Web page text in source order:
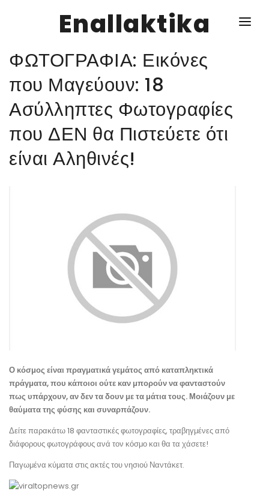
Enallaktika
ΥΓΕΙΑ
ΣΥΝΤΑΓΕΣ
ΔΙΑΦΟΡΑ
ΦΩΤΟΓΡΑΦΙΑ: Εικόνες
που Μαγεύουν: 18
Ασύλληπτες Φωτογραφίες
που ΔΕΝ θα Πιστεύετε ότι
είναι Αληθινές!
Ο κόσμος είναι πραγματικά γεμάτος από καταπληκτικά
πράγματα, που κάποιοι ούτε καν μπορούν να φανταστούν
πως υπάρχουν, αν δεν τα δουν με τα μάτια τους. Μοιάζουν με
θαύματα της φύσης και συναρπάζουν.
Δείτε παρακάτω 18 φανταστικές φωτογραφίες, τραβηγμένες από
διάφορους φωτογράφους ανά τον κόσμο και θα τα χάσετε!
Παγωμένα κύματα στις ακτές του νησιού Ναντάκετ.